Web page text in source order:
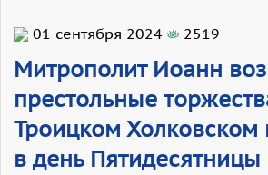
01 сентября 2024 2519
Митрополит Иоанн
престольные
Троицком Холковском
в день Пятидесятницы